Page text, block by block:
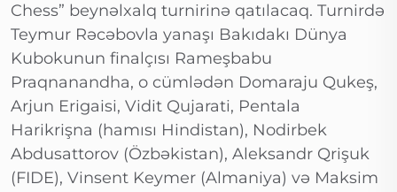
Chess” beynəlxalq turnirinə qatılacaq. Turnirdə
Teymur Rəcəbovla yanaşı Bakıdakı Dünya
Kubokunun finalçısı Rameşbabu
Praqnanandha, o cümlədən Domaraju Qukeş,
Arjun Erigaisi, Vidit Qujarati, Pentala
Harikrişna (hamısı Hindistan), Nodirbek
Abdusattorov (Özbəkistan), Aleksandr Qrişuk
(FIDE), Vinsent Keymer (Almaniya) və Maksim